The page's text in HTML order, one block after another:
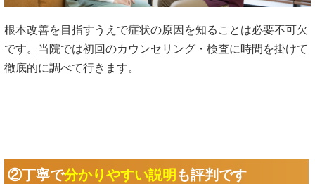
根本改善を目指すうえで症状の原因を知ることは必要不可欠
です。当院では初回のカウンセリング・検査に時間を掛けて
徹底的に調べて行きます。
②丁寧で分かりやすい説明 も評判です